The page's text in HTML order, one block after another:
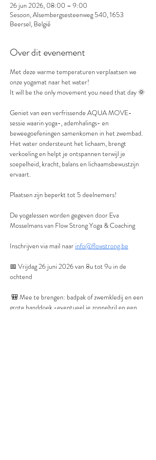
26 jun 2026, 08:00 – 9:00
Sesoon, Alsembergsesteenweg 540, 1653
Beersel, België
Over dit evenement
Met deze warme temperaturen verplaatsen we
onze yogamat naar het water!
It will be the only movement you need that day 🌞
Geniet van een verfrissende AQUA MOVE-
sessie waarin yoga-, ademhalings- en
beweegoefeningen samenkomen in het zwembad.
Het water ondersteunt het lichaam, brengt
verkoeling en helpt je ontspannen terwijl je
soepelheid, kracht, balans en lichaamsbewustzijn
ervaart.
Plaatsen zijn beperkt tot 5 deelnemers!
De yogalessen worden gegeven door Eva
Mosselmans van Flow Strong Yoga & Coaching
Inschrijven via mail naar info@flowstrong.be
📅 Vrijdag 26 juni 2026 van 8u tot 9u in de
ochtend
grote handdoek -eventueel je zonnebril en een